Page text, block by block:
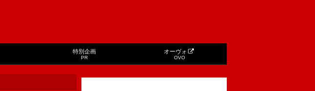
特別企画
PR
オーヴォ
OVO